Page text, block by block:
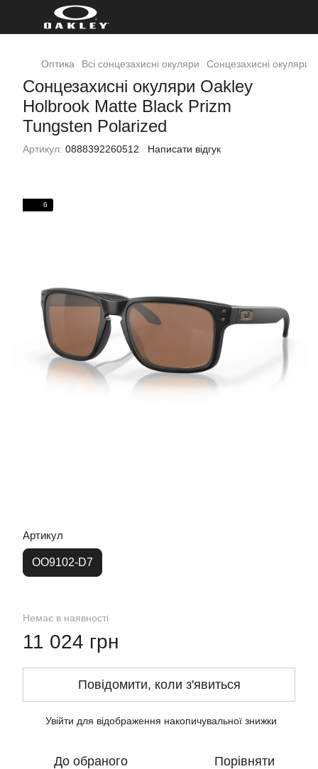
Оптика Всі сонцезахисні окуляри Сонцезахисні
Сонцезахисні окуляри Oakley
Holbrook Matte Black Prizm
Tungsten Polarized
Артикул: 0888392260512 Написати відгук
6
Артикул
OO9102-D7
Немає в наявності
11 024 грн
Повідомити, коли з'явиться
Увійти для відображення накопичувальної знижки
До обраного Порівняти